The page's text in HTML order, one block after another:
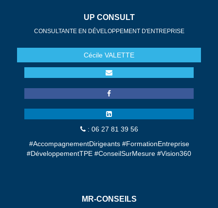
UP CONSULT
CONSULTANTE EN DÉVELOPPEMENT D'ENTREPRISE
Cécile VALETTE
: 06 27 81 39 56
#AccompagnementDirigeants #FormationEntreprise
#DéveloppementTPE #ConseilSurMesure #Vision360
MR-CONSEILS